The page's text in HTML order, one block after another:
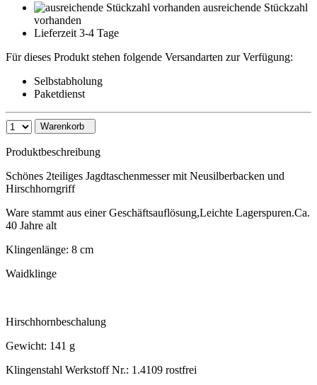
ausreichende Stückzahl
vorhanden
Lieferzeit 3-4 Tage
Für dieses Produkt stehen folgende Versandarten zur Verfügung:
Selbstabholung
Paketdienst
Warenkorb
Produktbeschreibung
Schönes 2teiliges Jagdtaschenmesser mit Neusilberbacken und
Hirschhorngriff
Ware stammt aus einer Geschäftsauflösung,Leichte Lagerspuren.Ca.
40 Jahre alt
Klingenlänge: 8 cm
Waidklinge
Hirschhornbeschalung
Gewicht: 141 g
Klingenstahl Werkstoff Nr.: 1.4109 rostfrei